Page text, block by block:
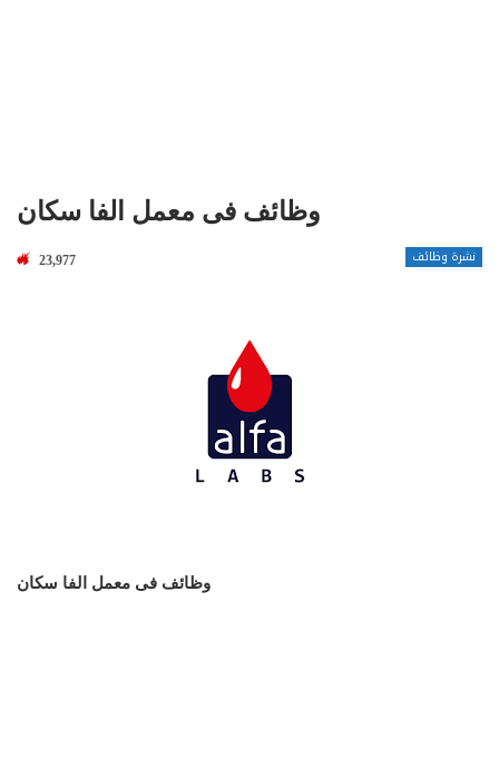
وظائف فى معمل الفا سكان
نشرة وظائف 23,977
وظائف فى معمل الفا سكان